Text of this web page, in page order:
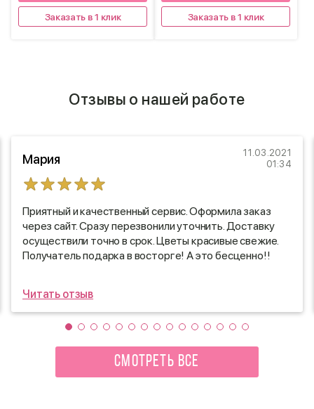
Заказать в 1 клик Заказать в 1 клик
Отзывы о нашей работе
Мария
11.03.2021
01:34
Приятный и качественный сервис. Оформила заказ
через сайт. Сразу перезвонили уточнить. Доставку
осуществили точно в срок. Цветы красивые свежие.
Получатель подарка в восторге! А это бесценно!!
Читать отзыв
СМОТРЕТЬ ВСЕ